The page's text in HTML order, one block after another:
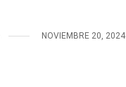
NOVIEMBRE 20, 2024